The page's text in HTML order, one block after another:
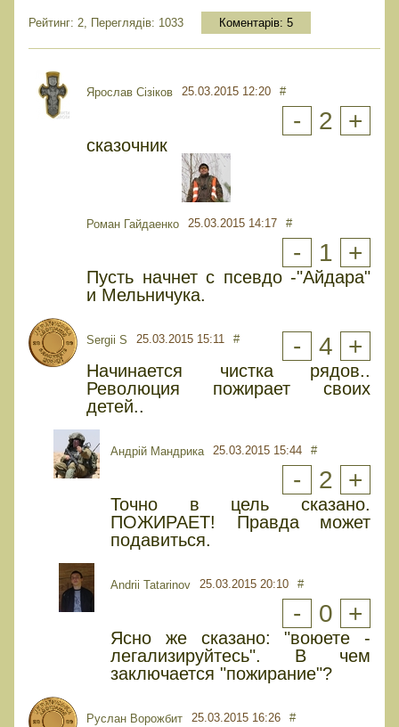
Рейтинг: 2, Переглядів: 1033 Коментарів: 5
Ярослав Сізіков 25.03.2015 12:20 #
- 2 +
сказочник
Роман Гайдаенко 25.03.2015 14:17 #
- 1 +
Пусть начнет с псевдо -"Айдара"
и Мельничука.
Sergii S 25.03.2015 15:11 # - 4 +
Начинается чистка рядов..
Революция пожирает своих
детей..
Андрій Мандрика 25.03.2015 15:44 #
- 2 +
Точно в цель сказано.
ПОЖИРАЕТ! Правда может
подавиться.
Andrii Tatarinov 25.03.2015 20:10 #
- 0 +
Ясно же сказано: "воюете -
легализируйтесь". В чем
заключается "пожирание"?
Руслан Ворожбит 25.03.2015 16:26 #